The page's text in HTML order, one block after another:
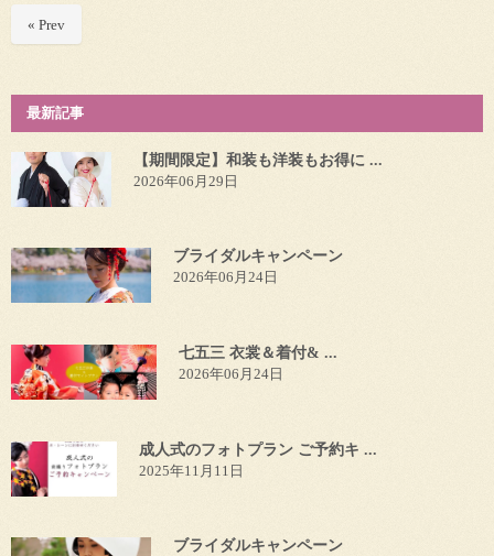
« Prev
最新記事
【期間限定】和装も洋装もお得に ...
2026年06月29日
ブライダルキャンペーン
2026年06月24日
七五三 衣裳＆着付& ...
2026年06月24日
成人式のフォトプラン ご予約キ ...
2025年11月11日
ブライダルキャンペーン